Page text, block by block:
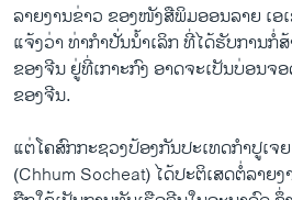
ພາສາຕ່າງໆ
ລາຍ​ງານ​ຂ່າວ ຂອງ​ໜັງ​ສື​ພິມ​ອອນ​ລາຍ ເ
ແຈ້ງ​ວ່າ ທ່າ​ກຳ​ປັ່ນ​ນ້ຳ​ເລິກ ທີ່​ໄດ້​ຮັບ​ການ​ກໍ່​
ຂອງຈີນ ຢູ່​ທີ່​ເກາະ​ກົງ ອາດ​ຈະ​ເປັນ​ບ່ອນ​ຈ
ຂອງ​ຈີນ.
ແຕ່​ໂຄ​ສົກ​ກະ​ຊວງປ້ອງ​ກັນ​ປະ​ເທດ​ກຳ​ປູ​ເຈ
(Chhum Socheat) ໄດ້​ປະ​ຕິ​ເສດ​ຕໍ່​ລາຍ​